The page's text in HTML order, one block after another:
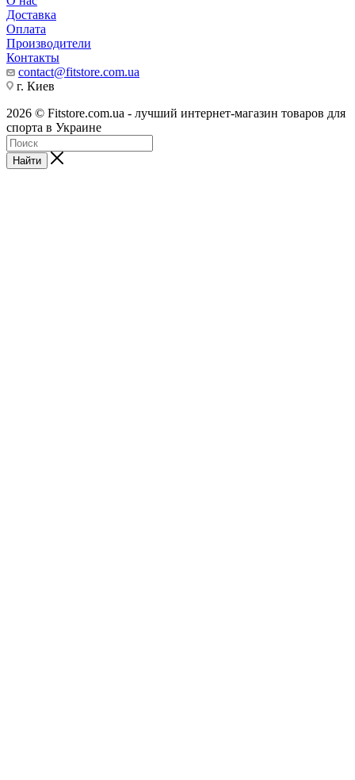
Доставка
Оплата
Производители
Контакты
contact@fitstore.com.ua
г. Киев
2026 © Fitstore.com.ua - лучший интернет-магазин товаров для
спорта в Украине
Найти